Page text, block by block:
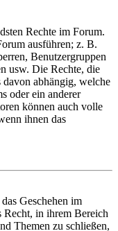
Rechte im Forum.
ausführen; z. B.
Benutzergruppen
usw. Die Rechte, die
abhängig, welche
oder ein anderer
können auch volle
ihnen das
Geschehen im
Recht, in ihrem Bereich
Themen zu schließen,